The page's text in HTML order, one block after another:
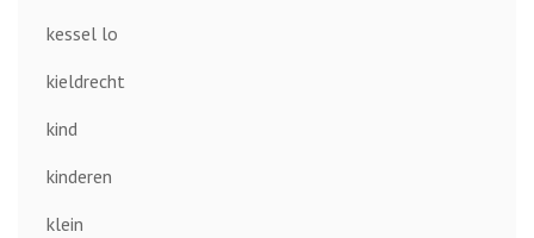
kessel lo
kieldrecht
kind
kinderen
klein